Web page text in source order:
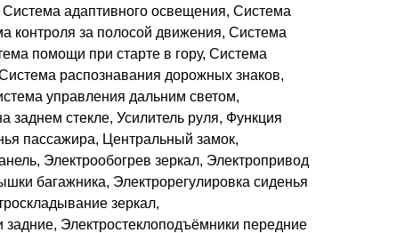
Система адаптивного освещения, Система
контроля за полосой движения, Система
помощи при старте в гору, Система
распознавания дорожных знаков,
управления дальним светом,
заднем стекле, Усилитель руля, Функция
пассажира, Центральный замок,
Электрообогрев зеркал, Электропривод
багажника, Электрорегулировка сиденья
зеркал,
задние, Электростеклоподъёмники передние